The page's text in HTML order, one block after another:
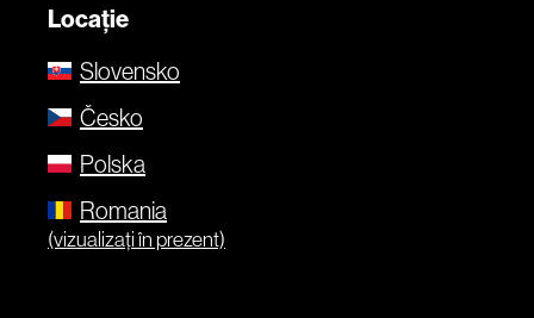
Locație
Slovensko
Česko
Polska
Romania
(vizualizați în prezent)